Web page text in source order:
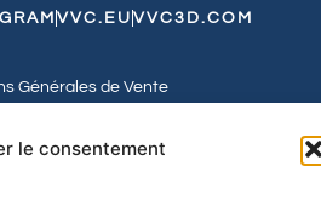
le consentement
VVC.EU VVC3D.COM
Générales de Vente
et Retours